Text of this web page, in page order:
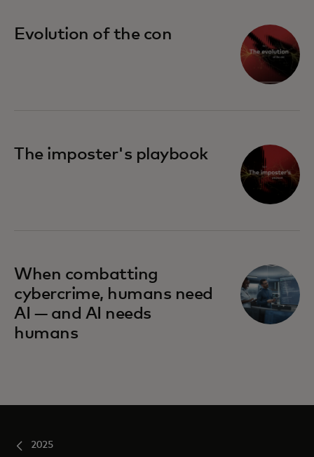
Evolution of the con
The imposter's playbook
When combatting
cybercrime, humans need
AI — and AI needs
humans
2025